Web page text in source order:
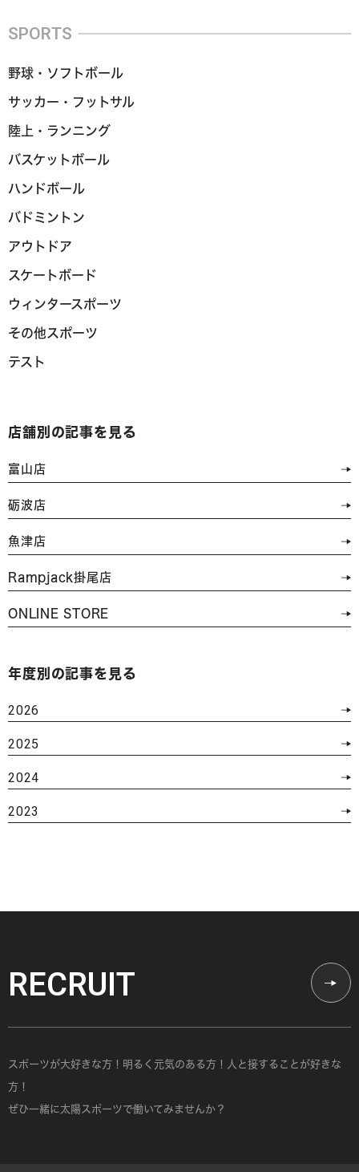
SPORTS
野球・ソフトボール
サッカー・フットサル
陸上・ランニング
バスケットボール
ハンドボール
バドミントン
アウトドア
スケートボード
ウィンタースポーツ
その他スポーツ
テスト
店舗別の記事を見る
富山店
砺波店
魚津店
Rampjack掛尾店
ONLINE STORE
年度別の記事を見る
2026
2025
2024
2023
RECRUIT
スポーツが大好きな方！明るく元気のある方！人と接することが好きな
方！
ぜひ一緒に太陽スポーツで働いてみませんか？